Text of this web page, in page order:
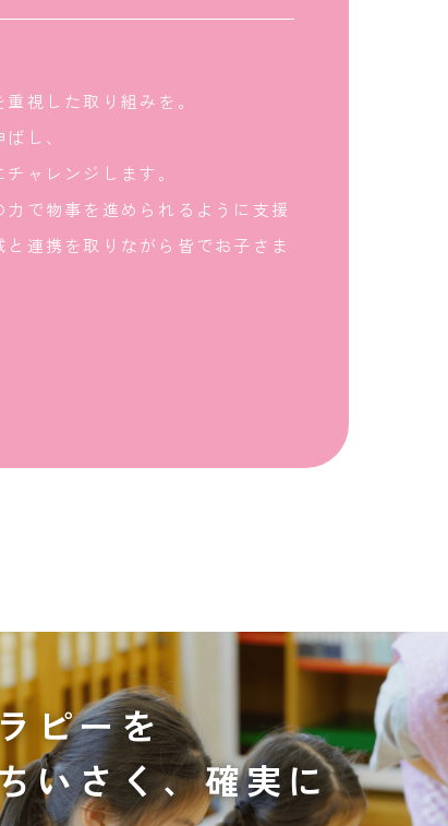
視した取り組みを。
し、
ャレンジします。
で物事を進められるように支援
連携を取りながら皆でお子さま
ピーを
いさく、確実に